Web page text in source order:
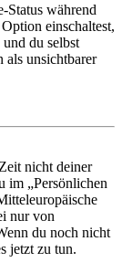
Status während
einschaltest,
du selbst
als unsichtbarer
nicht deiner
im „Persönlichen
nur von
du noch nicht
jetzt zu tun.